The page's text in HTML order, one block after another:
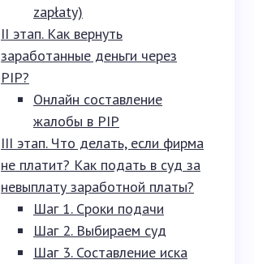
zapłaty)
II этап. Как вернуть
заработанные деньги через
PIP?
Онлайн составление
жалобы в PIP
III этап. Что делать, если фирма
не платит? Как подать в суд за
невыплату заработной платы?
Шаг 1. Сроки подачи
Шаг 2. Выбираем суд
Шаг 3. Составление иска